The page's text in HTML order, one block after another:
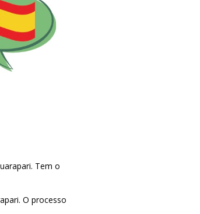
Tem o
O processo